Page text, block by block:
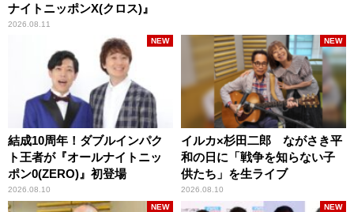
ナイトニッポンX(クロス)』
2026.08.11
結成10周年！ダブルインパク
ト王者が『オールナイトニッ
ポン0(ZERO)』初登場
2026.08.10
NEW
イルカ×杉田二郎 ながさき平
和の日に「戦争を知らない子
供たち」を生ライブ
2026.08.10
NEW
NEW NEW